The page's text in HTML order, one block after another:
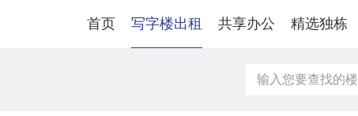
首页 写字楼出租 共享办公 精选独栋